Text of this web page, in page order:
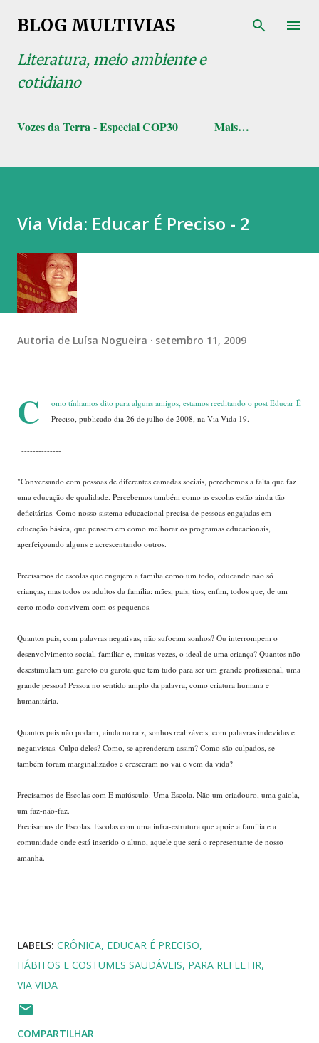
Pular para o conteúdo principal
BLOG MULTIVIAS
Literatura, meio ambiente e
cotidiano
Vozes da Terra - Especial COP30 Mais…
Via Vida: Educar É Preciso - 2
Autoria de Luísa Nogueira setembro 11, 2009
C
omo tínhamos dito para alguns amigos, estamos reeditando o post Educar É
Preciso, publicado dia 26 de julho de 2008, na Via Vida 19.
--------------
"Conversando com pessoas de diferentes camadas sociais, percebemos a falta que faz
uma educação de qualidade. Percebemos também como as escolas estão ainda tão
deficitárias. Como nosso sistema educacional precisa de pessoas engajadas em
educação básica, que pensem em como melhorar os programas educacionais,
aperfeiçoando alguns e acrescentando outros.
Precisamos de escolas que engajem a família como um todo, educando não só
crianças, mas todos os adultos da família: mães, pais, tios, enfim, todos que, de um
certo modo convivem com os pequenos.
Quantos pais, com palavras negativas, não sufocam sonhos? Ou interrompem o
desenvolvimento social, familiar e, muitas vezes, o ideal de uma criança? Quantos não
desestimulam um garoto ou garota que tem tudo para ser um grande profissional, uma
grande pessoa! Pessoa no sentido amplo da palavra, como criatura humana e
humanitária.
Quantos pais não podam, ainda na raiz, sonhos realizáveis, com palavras indevidas e
negativistas. Culpa deles? Como, se aprenderam assim? Como são culpados, se
também foram marginalizados e cresceram no vai e vem da vida?
Precisamos de Escolas com E maiúsculo. Uma Escola. Não um criadouro, uma gaiola,
um faz-não-faz.
Precisamos de Escolas. Escolas com uma infra-estrutura que apoie a família e a
comunidade onde está inserido o aluno, aquele que será o representante de nosso
amanhã.
---------------------------
LABELS: CRÔNICA EDUCAR É PRECISO
HÁBITOS E COSTUMES SAUDÁVEIS PARA REFLETIR
VIA VIDA
COMPARTILHAR